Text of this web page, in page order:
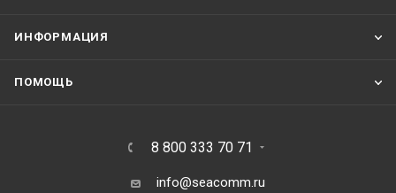
ИНФОРМАЦИЯ
ПОМОЩЬ
8 800 333 70 71
info@seacomm.ru